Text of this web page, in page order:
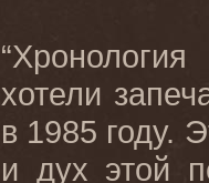
хотели
в 1985 году.
и дух этой